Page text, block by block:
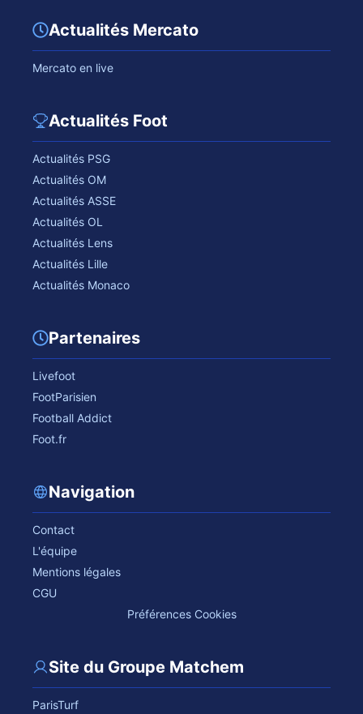
Actualités Mercato
Mercato en live
Actualités Foot
Actualités PSG
Actualités OM
Actualités ASSE
Actualités OL
Actualités Lens
Actualités Lille
Actualités Monaco
Partenaires
Livefoot
FootParisien
Football Addict
Foot.fr
Navigation
Contact
L'équipe
Mentions légales
CGU
Préférences Cookies
Site du Groupe Matchem
ParisTurf